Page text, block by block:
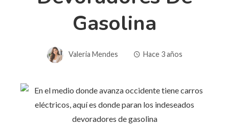
Gasolina
Valeria Mendes Hace 3 años